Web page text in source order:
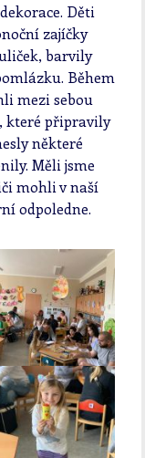
Děti
zajíčky
barvily
Během
mezi sebou
které připravily
některé
Měli jsme
mohli v naší
odpoledne.